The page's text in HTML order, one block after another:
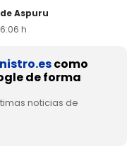
Aspuru
h
como
de forma
noticias de